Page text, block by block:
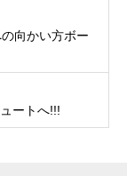
向かい方ボー
ートへ!!!